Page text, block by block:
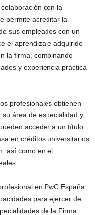
con la
permite acreditar la
sus empleados con un
el aprendizaje adquirido
la firma, combinando
y experiencia práctica
profesionales obtienen
área de especialidad y,
acceder a un título
en créditos universitarios
así como en el
en PwC España
para ejercer de
de la Firma: